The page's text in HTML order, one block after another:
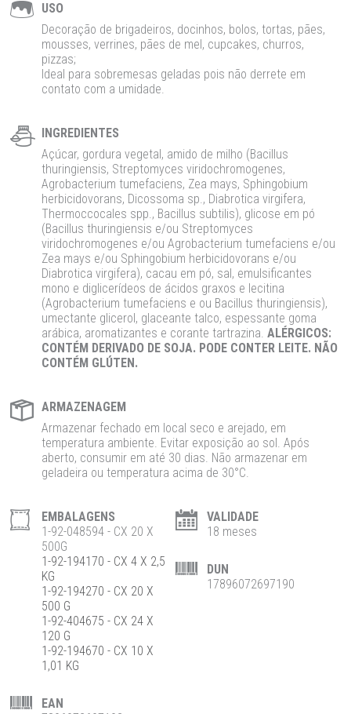
USO
Decoração de brigadeiros, docinhos, bolos, tortas, pães,
mousses, verrines, pães de mel, cupcakes, churros,
pizzas;
Ideal para sobremesas geladas pois não derrete em
contato com a umidade.
INGREDIENTES
Açúcar, gordura vegetal, amido de milho (Bacillus
thuringiensis, Streptomyces viridochromogenes,
Agrobacterium tumefaciens, Zea mays, Sphingobium
herbicidovorans, Dicossoma sp., Diabrotica virgifera,
Thermoccocales spp., Bacillus subtilis), glicose em pó
(Bacillus thuringiensis e/ou Streptomyces
viridochromogenes e/ou Agrobacterium tumefaciens e/ou
Zea mays e/ou Sphingobium herbicidovorans e/ou
Diabrotica virgifera), cacau em pó, sal, emulsificantes
mono e diglicerídeos de ácidos graxos e lecitina
(Agrobacterium tumefaciens e ou Bacillus thuringiensis),
umectante glicerol, glaceante talco, espessante goma
arábica, aromatizantes e corante tartrazina.ALÉRGICOS:
CONTÉM DERIVADO DE SOJA. PODE CONTER LEITE. NÃO
CONTÉM GLÚTEN.
ARMAZENAGEM
Armazenar fechado em local seco e arejado, em
temperatura ambiente. Evitar exposição ao sol. Após
aberto, consumir em até 30 dias. Não armazenar em
geladeira ou temperatura acima de 30°C.
EMBALAGENS
1-92-048594 - CX 20 X
500G
1-92-194170 - CX 4 X 2,5
KG
1-92-194270 - CX 20 X
500 G
1-92-404675 - CX 24 X
120 G
1-92-194670 - CX 10 X
1,01 KG
EAN
VALIDADE
18 meses
DUN
17896072697190